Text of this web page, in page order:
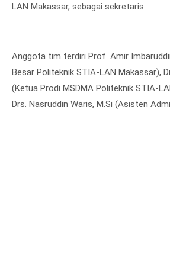
LAN Makassar, sebagai sekretaris.
Anggota tim terdiri Prof. Amir
Besar Politeknik STIA-LAN Makassar),
(Ketua Prodi MSDMA Politeknik STIA-
Drs. Nasruddin Waris, M.Si (Asisten